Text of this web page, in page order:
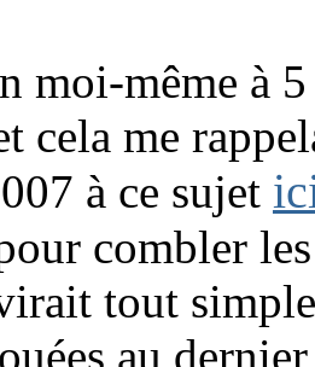
moi-même à
cela me
à ce sujet
combler
tout
au